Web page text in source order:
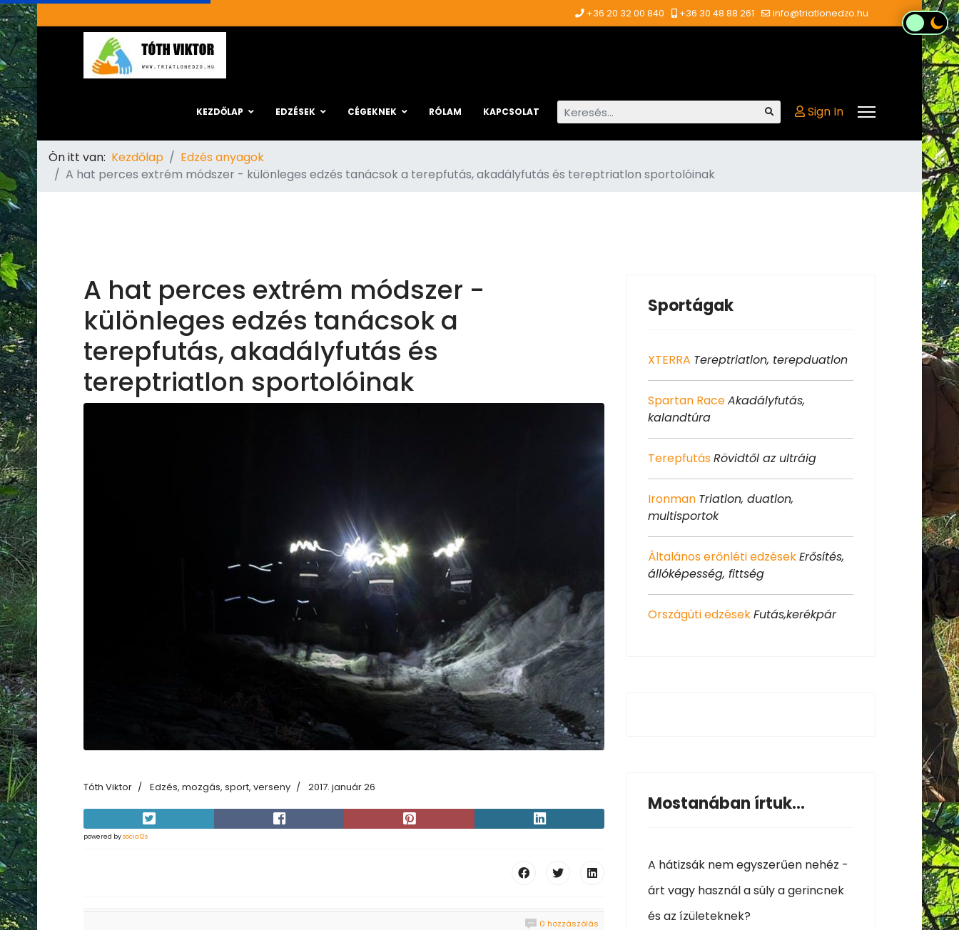
+36 20 32 00 840 +36 30 48 88 261 info@triatlonedzo.hu
KEZDŐLAP EDZÉSEK CÉGEKNEK RÓLAM KAPCSOLAT Keresés... Sign In
Ön itt van: Kezdőlap
Edzés anyagok
A hat perces extrém módszer - különleges edzés tanácsok a terepfutás, akadályfutás és tereptriatlon sportolóinak
A hat perces extrém módszer -
különleges edzés tanácsok a
terepfutás, akadályfutás és
tereptriatlon sportolóinak
Tóth Viktor Edzés, mozgás, sport, verseny 2017. január 26
powered bysocial2s
0 hozzászólás
Sportágak
XTERRA Tereptriatlon, terepduatlon
Spartan RaceAkadályfutás,
kalandtúra
TerepfutásRövidtől az ultráig
Ironman Triatlon, duatlon,
multisportok
Általános erőnléti edzésekErősítés,
állóképesség, fittség
Országúti edzésekFutás,kerékpár
Mostanában írtuk...
A hátizsák nem egyszerűen nehéz -
árt vagy használ a súly a gerincnek
és az ízületeknek?